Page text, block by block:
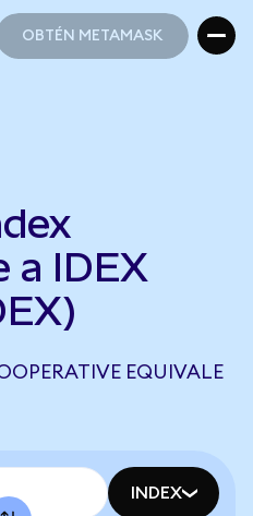
OBTÉN METAMASK
a IDEX
EQUIVALE
INDEX